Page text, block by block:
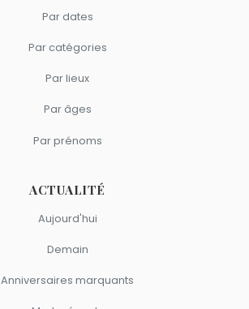
Par dates
Par catégories
Par lieux
Par âges
Par prénoms
ACTUALITÉ
Aujourd'hui
Demain
Anniversaires marquants